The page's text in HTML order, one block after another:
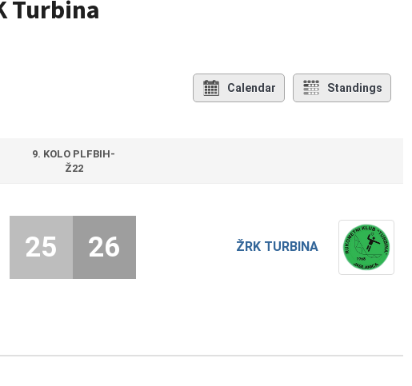
Turbina
Calendar Standings
9. KOLO PLFBIH-
Ž22
ŽRK TURBINA
25 26